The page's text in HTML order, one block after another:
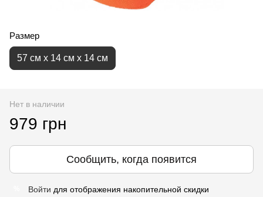
Размер
57 см х 14 см х 14 см
Нет в наличии
979 грн
Сообщить, когда появится
Войти для отображения накопительной скидки